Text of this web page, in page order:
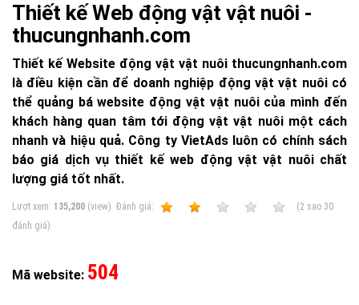
Thiết kế Web động vật vật nuôi -
thucungnhanh.com
Thiết kế Website động vật vật nuôi thucungnhanh.com
là điều kiện cần để doanh nghiệp động vật vật nuôi có
thể quảng bá website động vật vật nuôi của mình đến
khách hàng quan tâm tới động vật vật nuôi một cách
nhanh và hiệu quả. Công ty VietAds luôn có chính sách
báo giá dịch vụ thiết kế web động vật vật nuôi chất
lượng giá tốt nhất.
Lượt xem: 135,200 (view) Ðánh giá: (2 sao 30
đánh giá)
Mã website: 504